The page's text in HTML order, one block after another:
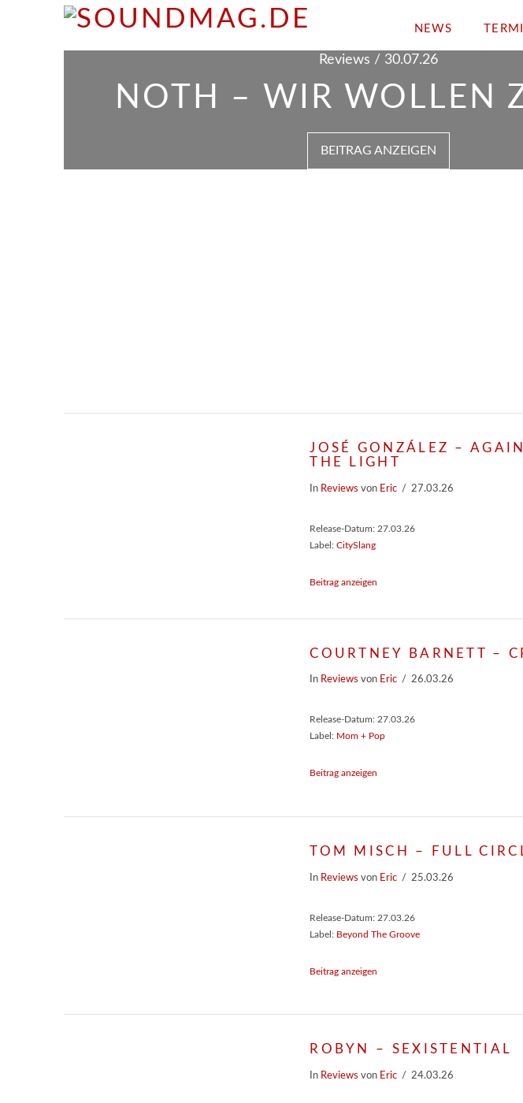
NEWS
Reviews / 30.07.26
NOTH – WIR WOLLEN
BEITRAG ANZEIGEN
JOSÉ GONZÁLEZ –
THE LIGHT
In Reviews von Eric 27.03.26
Release-Datum: 27.03.26
Label:CitySlang
Beitrag anzeigen
COURTNEY BARNETT –
In Reviews von Eric 26.03.26
Release-Datum: 27.03.26
Label: Mom + Pop
Beitrag anzeigen
TOM MISCH – FULL
In Reviews von Eric 25.03.26
Release-Datum: 27.03.26
Label: Beyond The Groove
Beitrag anzeigen
ROBYN – SEXISTENTIAL
In Reviews von Eric 24.03.26